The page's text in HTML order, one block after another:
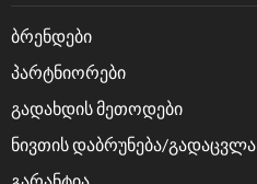
ბრენდები
პარტნიორები
გადახდის მეთოდები
ნივთის დაბრუნება/გადაცვლა